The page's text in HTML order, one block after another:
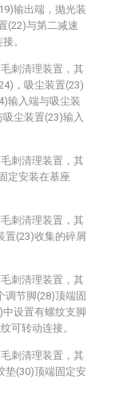
输出端，抛光装
(22)与第二减速
。
刺清理装置，其
，吸尘装置(23)
输入端与吸尘装
尘装置(23)输入
刺清理装置，其
定安装在基座
刺清理装置，其
置(23)收集的碎屑
刺清理装置，其
调节脚(28)顶端固
设置有螺纹支脚
可转动连接。
刺清理装置，其
垫(30)顶端固定安